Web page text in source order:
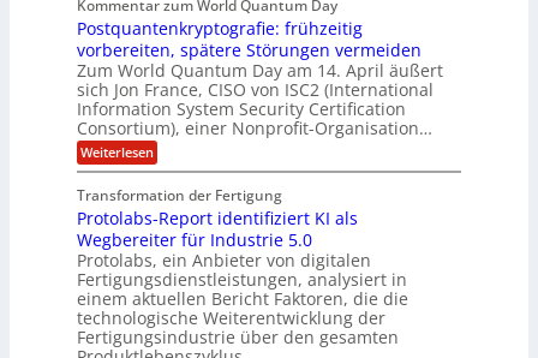
U
S
-
D
o
l
l
a
r
E
M
E
A
u
n
d
L
a
t
e
i
n
a
m
e
e
f
C
u
s
t
o
m
e
r
O
ff
c
e
n
e
t
K
o
m
p
e
t
e
n
z
n
t
r
u
m
f
ü
f
t
r
a
g
s
d
ä
m
p
e
f
ü
r
d
e
n
M
a
Kommentar zum World Quantum Day
Postquantenkryptografie: frühzeitig
vorbereiten, spätere Störungen vermeiden
Zum World Quantum Day am 14. April äußert
sich Jon France, CISO von ISC2 (International
Information System Security Certification
Consortium), einer Nonprofit-Organisation…
Weiterlesen:
P
s
t
q
u
a
n
t
e
n
k
Transformation der Fertigung
Protolabs-Report identifiziert KI als
Wegbereiter für Industrie 5.0
Protolabs, ein Anbieter von digitalen
Fertigungsdienstleistungen, analysiert in
einem aktuellen Bericht Faktoren, die die
technologische Weiterentwicklung der
Fertigungsindustrie über den gesamten